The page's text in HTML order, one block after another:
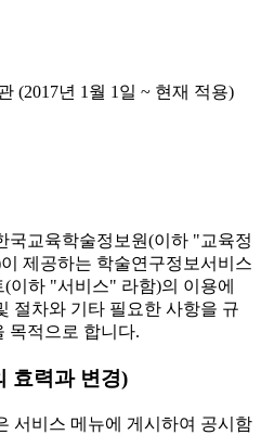
(2017년 1월 1일 ~ 현재 적용)
국교육학술정보원(이하 "교육정
제공하는 학술연구정보서비스
(이하 "서비스" 라함)의 이용에
절차와 기타 필요한 사항을 규
목적으로 합니다.
효력과 변경)
서비스 메뉴에 게시하여 공시함